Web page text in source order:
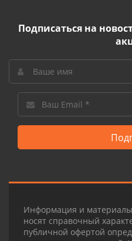
Подписаться на
Информация и
носят справочный
публичной офертой